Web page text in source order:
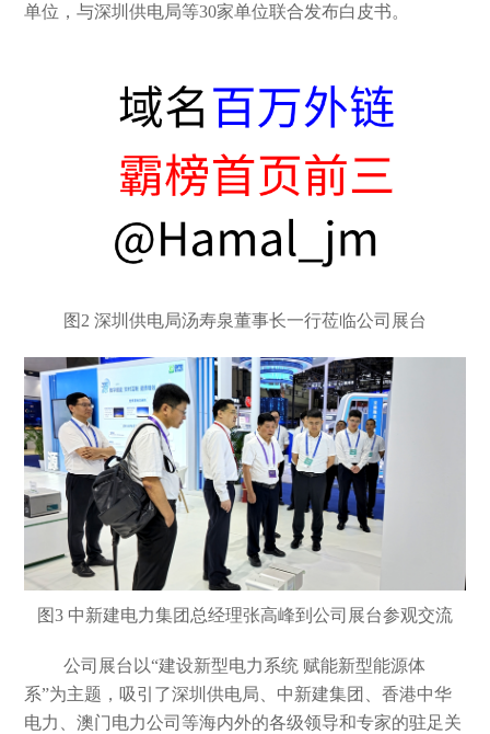
单位，与深圳供电局等30家单位联合发布白皮书。
图 2 深圳供电局汤寿泉董事长一行莅临公司展台
图3 中新建电力集团总经理张高峰到公司展台参观交流
公司展台以“建设新型电力系统 赋能新型能源体
系”为主题，吸引了深圳供电局、中新建集团、香港中华
电力、澳门电力公司等海内外的各级领导和专家的驻足关